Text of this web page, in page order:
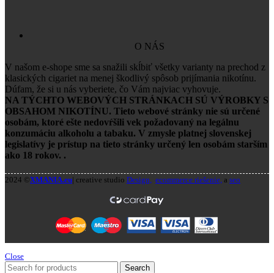
O NÁS
V našom e-shope sme sa snažili skĺbiť všetky varianty na prechod z
klasických cigariet na menej škodlivý spôsob prijímania nikotínu.
Dúfam, že si u nás vyberiete, čo Vám najviac vyhovuje.
NA TÝCHTO WEBOVÝCH STRÁNKACH SÚ VÝROBKY S
OBSAHOM NIKOTÍNU. Tieto webové stránky nie sú určené
osobám, ktoré ešte nedovŕšili vek požadovaný na legálnu
konzumáciu alkoholu a tabaku. V zmysle platnej slovenskej
legislatívy je prístup na tieto stránky určený len osobám starším
ako 18 rokov. .
2024 ©XMANIA.eu| creative studio Design, ecommerce riešenie, a seo
Close
Search